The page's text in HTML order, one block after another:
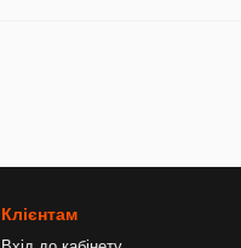
Клієнтам